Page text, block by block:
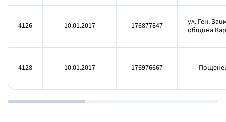
4126 10.01.2017 176877847
ул. Ген.
община
4128 10.01.2017 176976667